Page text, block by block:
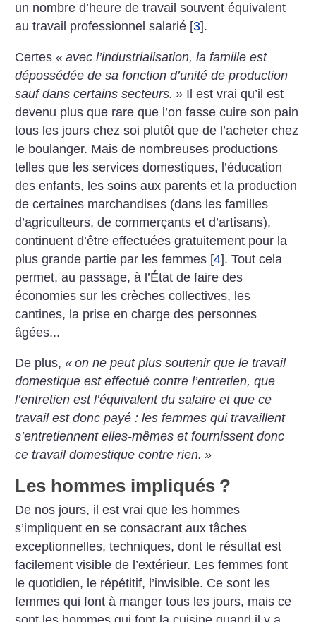
un nombre d’heure de travail souvent équivalent
au travail professionnel salarié [3].
Certes« avec l’industrialisation, la famille est
dépossédée de sa fonction d’unité de production
sauf dans certains secteurs. » Il est vrai qu’il est
devenu plus que rare que l’on fasse cuire son pain
tous les jours chez soi plutôt que de l’acheter chez
le boulanger. Mais de nombreuses productions
telles que les services domestiques, l’éducation
des enfants, les soins aux parents et la production
de certaines marchandises (dans les familles
d’agriculteurs, de commerçants et d’artisans),
continuent d’être effectuées gratuitement pour la
plus grande partie par les femmes [4]. Tout cela
permet, au passage, à l’État de faire des
économies sur les crèches collectives, les
cantines, la prise en charge des personnes
âgées...
De plus,« on ne peut plus soutenir que le travail
domestique est effectué contre l’entretien, que
l’entretien est l’équivalent du salaire et que ce
travail est donc payé : les femmes qui travaillent
s’entretiennent elles-mêmes et fournissent donc
ce travail domestique contre rien. »
Les hommes impliqués ?
De nos jours, il est vrai que les hommes
s’impliquent en se consacrant aux tâches
exceptionnelles, techniques, dont le résultat est
facilement visible de l’extérieur. Les femmes font
le quotidien, le répétitif, l’invisible. Ce sont les
femmes qui font à manger tous les jours, mais ce